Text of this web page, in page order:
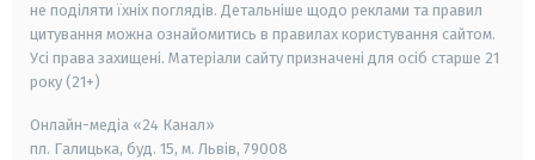
не поділяти їхніх поглядів. Детальніше щодо реклами та правил
цитування можна ознайомитись в правилах користування сайтом.
Усі права захищені. Матеріали сайту призначені для осіб старше 21
року (21+)
Онлайн-медіа «24 Канал»
пл. Галицька, буд. 15, м. Львів, 79008